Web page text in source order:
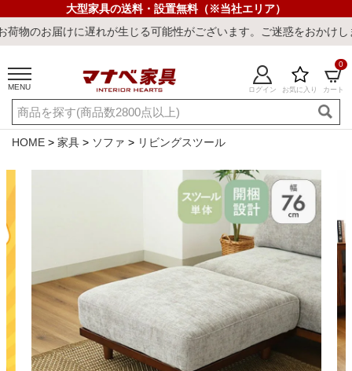
大型家具の送料・設置無料（※当社エリア）
が生じる可能性がございます。ご迷惑をおかけしまして誠に申し
MENU ログイン お気に入り カート
0
ご利用ガイド 新規会員登録
店舗一覧 閲覧履歴
最短発送 冷感ラグ 冷感寝具 ワークデスク ウィルトンラ
HOME 家具 ソファ リビングスツール